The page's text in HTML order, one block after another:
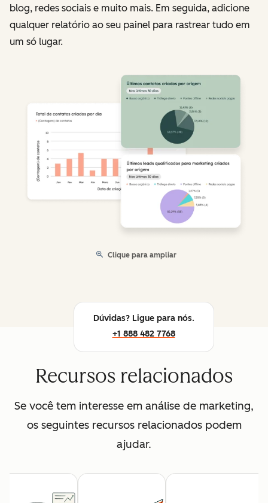
blog, redes sociais e muito mais. Em seguida, adicione
qualquer relatório ao seu painel para rastrear tudo em
um só lugar.
Clique para ampliar
Dúvidas? Ligue para nós.
+1 888 482 7768
Recursos relacionados
Se você tem interesse em análise de marketing,
os seguintes recursos relacionados podem
ajudar.